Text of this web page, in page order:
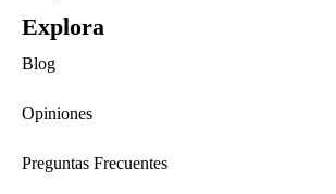
Explora
Blog
Opiniones
Preguntas Frecuentes